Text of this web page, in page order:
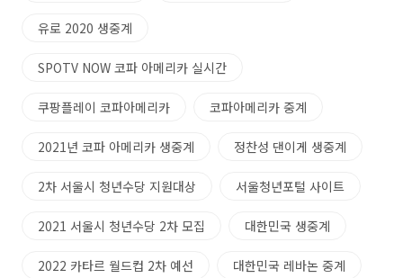
유로 2020 생중계
SPOTV NOW 코파 아메리카 실시간
쿠팡플레이 코파아메리카 코파아메리카 중계
2021년 코파 아메리카 생중계 정찬성 댄이게 생중계
2차 서울시 청년수당 지원대상 서울청년포털 사이트
2021 서울시 청년수당 2차 모집 대한민국 생중계
2022 카타르 월드컵 2차 예선 대한민국 레바논 중계